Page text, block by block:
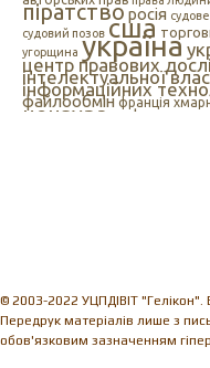
піратстворосія
судовий позов сша
угорщина україна
центр правових
інтелектуальної
інформаційних
файлообмін франція
цензура цифрова
© 2003-2022 УЦПДІВІТ "Гелікон".
Передрук матеріалів лише з
обов'язковим зазначенням